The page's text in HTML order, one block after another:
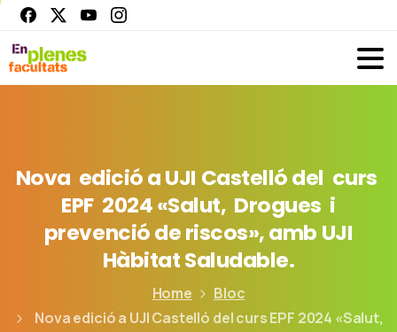
Nova edicióaUJI Castellódel curs
EPF 2024«Salut, Drogues i
prevencióderiscos»,amb UJI
HàbitatSaludable.
Home
Bloc
Nova edició a UJI Castelló del curs EPF 2024 «Salut,